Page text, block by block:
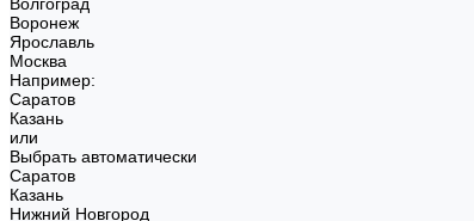
Воронеж
Ярославль
Москва
Например:
Саратов
Казань
или
Выбрать автоматически
Саратов
Казань
Нижний Новгород